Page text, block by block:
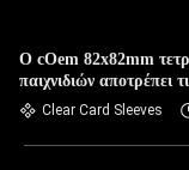
Ο cOem 82x82mm
παιχνιδιών αποτρέπει
Clear Card Sleeves